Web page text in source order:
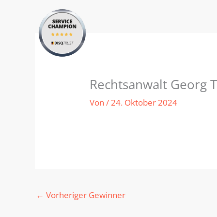
Rechtsanwalt Georg
Von/24. Oktober 2024
← Vorheriger Gewinner